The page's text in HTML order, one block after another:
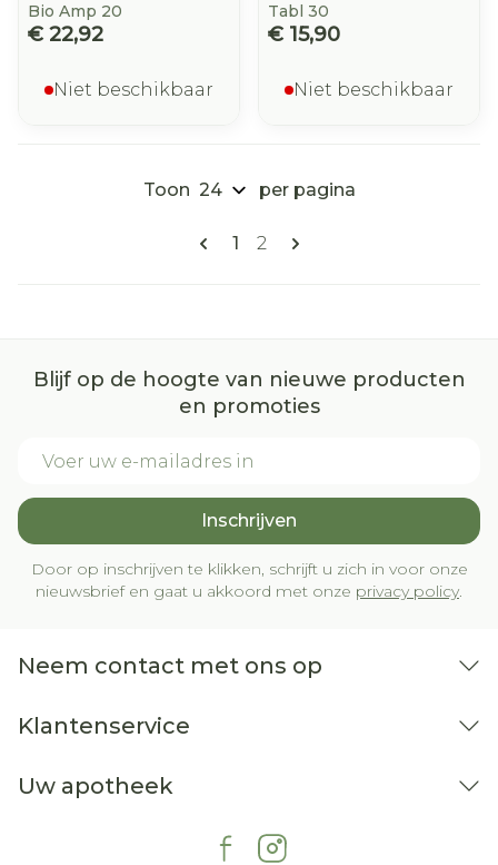
Bio Amp 20
€ 22,92
Niet beschikbaar
Tabl 30
€ 15,90
Niet beschikbaar
Pagina's
U lees momenteel pagina
1 Pagina
2
Toon per pagina
Blijf op de hoogte van nieuwe producten
en promoties
Inschrijven
Door op inschrijven te klikken, schrijft u zich in voor onze
nieuwsbrief en gaat u akkoord met onze privacy policy.
Neem contact met ons op
Klantenservice
Uw apotheek